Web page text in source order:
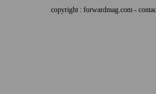
copyright : forwardmag.com -